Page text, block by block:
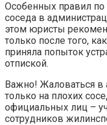
Особенных правил по
соседа в
этом юристы
только после того,
приняла попыток
отпиской.
Важно! Жаловаться в
только на плохих
официальных лиц –
сотрудников